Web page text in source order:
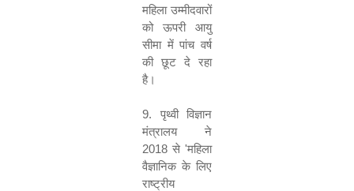
महिला उम्मीदवारों
को ऊपरी आयु
सीमा में पांच वर्ष
की छूट दे रहा
है।
9. पृथ्वी विज्ञान
मंत्रालय ने
2018 से 'महिला
वैज्ञानिक के लिए
राष्ट्रीय